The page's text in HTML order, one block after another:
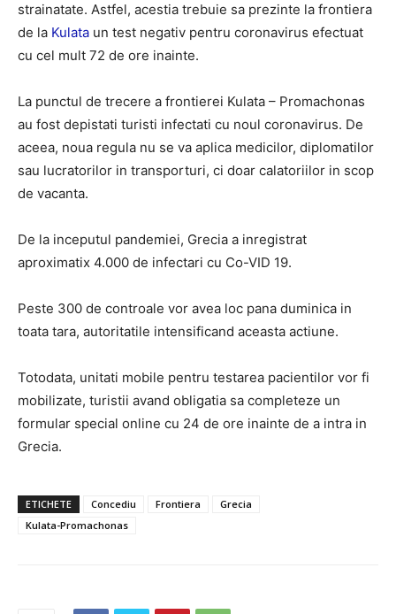
strainatate. Astfel, acestia trebuie sa prezinte la frontiera
de la Kulata un test negativ pentru coronavirus efectuat
cu cel mult 72 de ore inainte.
La punctul de trecere a frontierei Kulata – Promachonas
au fost depistati turisti infectati cu noul coronavirus. De
aceea, noua regula nu se va aplica medicilor, diplomatilor
sau lucratorilor in transporturi, ci doar calatoriilor in scop
de vacanta.
De la inceputul pandemiei, Grecia a inregistrat
aproximatix 4.000 de infectari cu Co-VID 19.
Peste 300 de controale vor avea loc pana duminica in
toata tara, autoritatile intensificand aceasta actiune.
Totodata, unitati mobile pentru testarea pacientilor vor fi
mobilizate, turistii avand obligatia sa completeze un
formular special online cu 24 de ore inainte de a intra in
Grecia.
ETICHETE Concediu Frontiera
Grecia
Kulata-Promachonas